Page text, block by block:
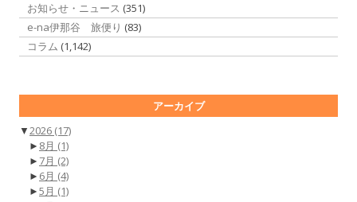
お知らせ・ニュース (351)
e-na伊那谷 旅便り (83)
コラム (1,142)
アーカイブ
▼2026 (17)
► 8月 (1)
► 7月 (2)
► 6月 (4)
►5月 (1)